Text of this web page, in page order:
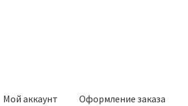
Мой аккаунт Оформление заказа